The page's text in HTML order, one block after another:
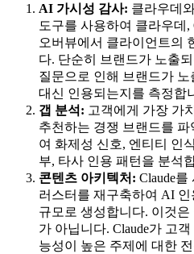
AI 가시성 감사: 클라우데
도구를 사용하여 클라우데,
오버뷰에서 클라이언트의
다. 단순히 브랜드가 노출
질문으로 인해 브랜드가
대신 인용되는지를 측정합
갭 분석: 고객에게 가장 가
추천하는 경쟁 브랜드를
여 화제성 신호, 엔티티 인
부, 타사 인용 패턴을 분석
콘텐츠 아키텍처: Claude
러스터를 재구축하여 AI
규모로 생성합니다. 이것은
가 아닙니다. Claude가 고
능성이 높은 주제에 대한